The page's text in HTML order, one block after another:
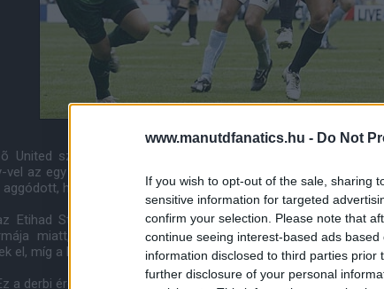
www.manutdfanatics.hu - Do Not
If you wish to opt-out of the sale, sharing
sensitive information for targeted
confirm your selection. Please note that
continue seeing interest-based ads
information disclosed to third parties
further disclosure of your personal
United szurkoló marad és bevallotta, hogy amikor Sir Alex
az egy "nagyon furcsa" élmény volt számára. Mint, ahogy
hogy mi lesz a klubbal, miután Ferguson visszavonult.
Etihad Stadionban esedékes vasárnapi találkozóra,
miatt, erre nem is lehetne jobb példa, hogy a Chelsea
el, míg a Leicester és a Swansea ellen sokkoló vereséget
a derbi érdekes lesz a Manchester United kiszámíthatatlansága